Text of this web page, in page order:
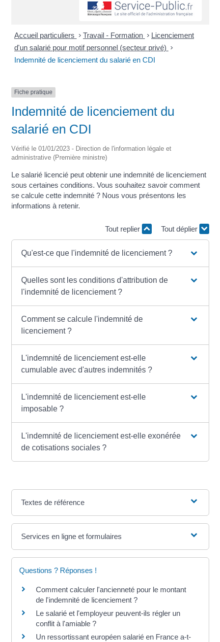
Accueil particuliers > Travail - Formation > Licenciement
d'un salarié pour motif personnel (secteur privé) >
Indemnité de licenciement du salarié en CDI
Fiche pratique
Indemnité de licenciement du
salarié en CDI
Vérifié le 01/01/2023 - Direction de l'information légale et
administrative (Première ministre)
Le salarié licencié peut obtenir une indemnité de licenciement
sous certaines conditions. Vous souhaitez savoir comment
se calcule cette indemnité ? Nous vous présentons les
informations à retenir.
Tout replier Tout déplier
Qu'est-ce que l'indemnité de licenciement ?
Quelles sont les conditions d'attribution de
l'indemnité de licenciement ?
Comment se calcule l'indemnité de
licenciement ?
L'indemnité de licenciement est-elle
cumulable avec d'autres indemnités ?
L'indemnité de licenciement est-elle
imposable ?
L'indemnité de licenciement est-elle exonérée
de cotisations sociales ?
Textes de référence
Services en ligne et formulaires
Questions ? Réponses !
Comment calculer l'ancienneté pour le montant
de l'indemnité de licenciement ?
Le salarié et l'employeur peuvent-ils régler un
conflit à l'amiable ?
Un ressortissant européen salarié en France a-t-